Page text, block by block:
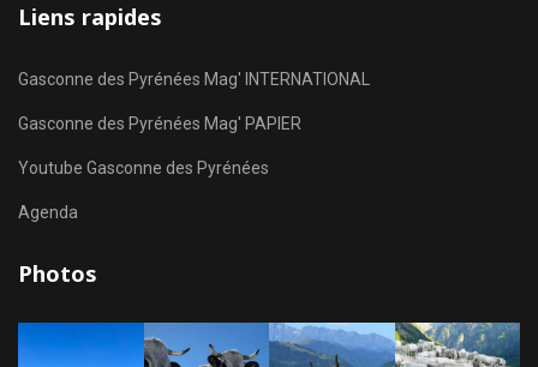
Liens rapides
Gasconne des Pyrénées Mag' INTERNATIONAL
Gasconne des Pyrénées Mag' PAPIER
Youtube Gasconne des Pyrénées
Agenda
Photos